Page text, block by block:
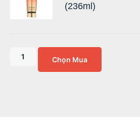
(236ml)
Chọn Mua